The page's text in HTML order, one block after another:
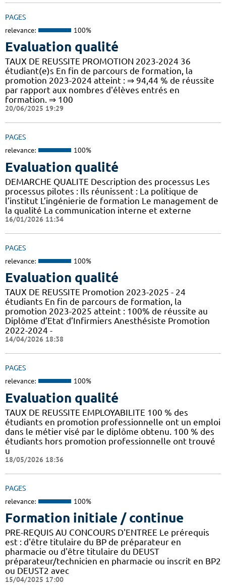
PAGES
relevance: 100%
Evaluation qualité
TAUX DE REUSSITE PROMOTION 2023-2024 36
étudiant(e)s En fin de parcours de formation, la
promotion 2023-2024 atteint : ⇒ 94,44 % de réussite
par rapport aux nombres d'élèves entrés en
formation. ⇒ 100
20/06/2025 19:29
PAGES
relevance: 100%
Evaluation qualité
DEMARCHE QUALITE Description des processus Les
processus pilotes : Ils réunissent : La politique de
l’institut L’ingénierie de formation Le management de
la qualité La communication interne et externe
16/01/2026 11:34
PAGES
relevance: 100%
Evaluation qualité
TAUX DE REUSSITE Promotion 2023-2025 - 24
étudiants En fin de parcours de formation, la
promotion 2023-2025 atteint : 100% de réussite au
Diplôme d’Etat d’Infirmiers Anesthésiste Promotion
2022-2024 -
14/04/2026 18:38
PAGES
relevance: 100%
Evaluation qualité
TAUX DE REUSSITE EMPLOYABILITE 100 % des
étudiants en promotion professionnelle ont un emploi
dans le métier visé par le diplôme obtenu. 100 % des
étudiants hors promotion professionnelle ont trouvé
u
18/05/2026 18:36
PAGES
relevance: 100%
Formation initiale / continue
PRE-REQUIS AU CONCOURS D'ENTREE Le prérequis
est : d'être titulaire du BP de préparateur en
pharmacie ou d'être titulaire du DEUST
préparateur/technicien en pharmacie ou inscrit en BP2
ou DEUST2 avec
15/04/2025 17:00